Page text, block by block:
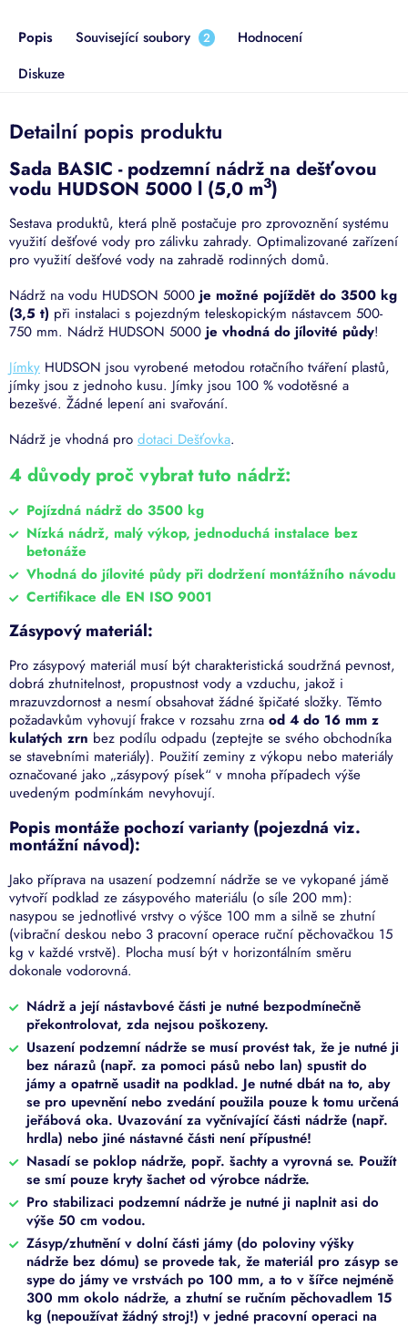
Popis Související soubory 2
Hodnocení
Diskuze
Detailní popis produktu
Sada BASIC - podzemní nádrž na dešťovou
vodu HUDSON 5000 l (5,0 m3)
Sestava produktů, která plně postačuje pro zprovoznění systému
využití dešťové vody pro zálivku zahrady. Optimalizované zařízení
pro využití dešťové vody na zahradě rodinných domů.
Nádrž na vodu HUDSON 5000 je možné pojíždět do 3500 kg
(3,5 t) při instalaci s pojezdným teleskopickým nástavcem 500-
750 mm. Nádrž HUDSON 5000 je vhodná do jílovité půdy!
Jímky HUDSON jsou vyrobené metodou rotačního tváření plastů,
jímky jsou z jednoho kusu. Jímky jsou 100 % vodotěsné a
bezešvé. Žádné lepení ani svařování.
Nádrž je vhodná pro dotaci Dešťovka.
4 důvody proč vybrat tuto nádrž:
Pojízdná nádrž do 3500 kg
Nízká nádrž, malý výkop, jednoduchá instalace bez
betonáže
Vhodná do jílovité půdy při dodržení montážního návodu
Certifikace dle EN ISO 9001
Zásypový materiál:
Pro zásypový materiál musí být charakteristická soudržná pevnost,
dobrá zhutnitelnost, propustnost vody a vzduchu, jakož i
mrazuvzdornost a nesmí obsahovat žádné špičaté složky. Těmto
požadavkům vyhovují frakce v rozsahu zrna od 4 do 16 mm z
kulatých zrn bez podílu odpadu (zeptejte se svého obchodníka
se stavebními materiály). Použití zeminy z výkopu nebo materiály
označované jako „zásypový písek“ v mnoha případech výše
uvedeným podmínkám nevyhovují.
Popis montáže pochozí varianty (pojezdná viz.
montážní návod):
Jako příprava na usazení podzemní nádrže se ve vykopané jámě
vytvoří podklad ze zásypového materiálu (o síle 200 mm):
nasypou se jednotlivé vrstvy o výšce 100 mm a silně se zhutní
(vibrační deskou nebo 3 pracovní operace ruční pěchovačkou 15
kg v každé vrstvě). Plocha musí být v horizontálním směru
dokonale vodorovná.
Nádrž a její nástavbové části je nutné bezpodmínečně
překontrolovat, zda nejsou poškozeny.
Usazení podzemní nádrže se musí provést tak, že je nutné ji
bez nárazů (např. za pomoci pásů nebo lan) spustit do
jámy a opatrně usadit na podklad. Je nutné dbát na to, aby
se pro upevnění nebo zvedání použila pouze k tomu určená
jeřábová oka. Uvazování za vyčnívající části nádrže (např.
hrdla) nebo jiné nástavné části není přípustné!
Nasadí se poklop nádrže, popř. šachty a vyrovná se. Použít
se smí pouze kryty šachet od výrobce nádrže.
Pro stabilizaci podzemní nádrže je nutné ji naplnit asi do
výše 50 cm vodou.
Zásyp/zhutnění v dolní části jámy (do poloviny výšky
nádrže bez dómu) se provede tak, že materiál pro zásyp se
sype do jámy ve vrstvách po 100 mm, a to v šířce nejméně
300 mm okolo nádrže, a zhutní se ručním pěchovadlem 15
kg (nepoužívat žádný stroj!) v jedné pracovní operaci na